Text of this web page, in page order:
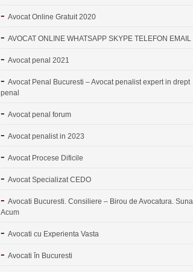
Avocat Online Gratuit 2020
AVOCAT ONLINE WHATSAPP SKYPE TELEFON EMAIL
Avocat penal 2021
Avocat Penal Bucuresti – Avocat penalist expert in drept
penal
Avocat penal forum
Avocat penalist in 2023
Avocat Procese Dificile
Avocat Specializat CEDO
Avocati Bucuresti. Consiliere – Birou de Avocatura. Suna
Acum
Avocati cu Experienta Vasta
Avocati în Bucuresti